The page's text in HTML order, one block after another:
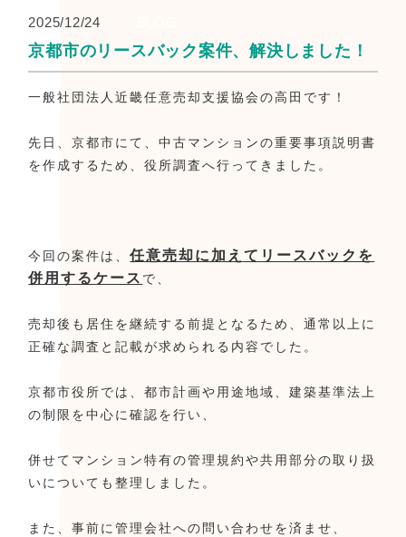
2025/12/24
京都市のリースバック案件、解決しました！
一般社団法人近畿任意売却支援協会の高田です！
先日、京都市にて、中古マンションの重要事項説明書
を作成するため、役所調査へ行ってきました。
今回の案件は、任意売却に加えてリースバックを
併用するケース で、
売却後も居住を継続する前提となるため、通常以上に
正確な調査と記載が求められる内容でした。
京都市役所では、都市計画や用途地域、建築基準法上
の制限を中心に確認を行い、
併せてマンション特有の管理規約や共用部分の取り扱
いについても整理しました。
また、事前に管理会社への問い合わせを済ませ、